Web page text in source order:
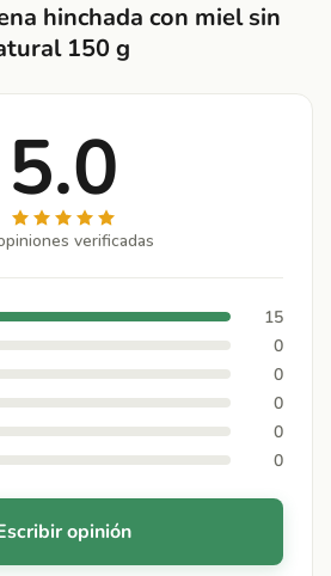
hinchada con miel sin
150 g
5.0
verificadas
15
0
0
0
0
0
opinión